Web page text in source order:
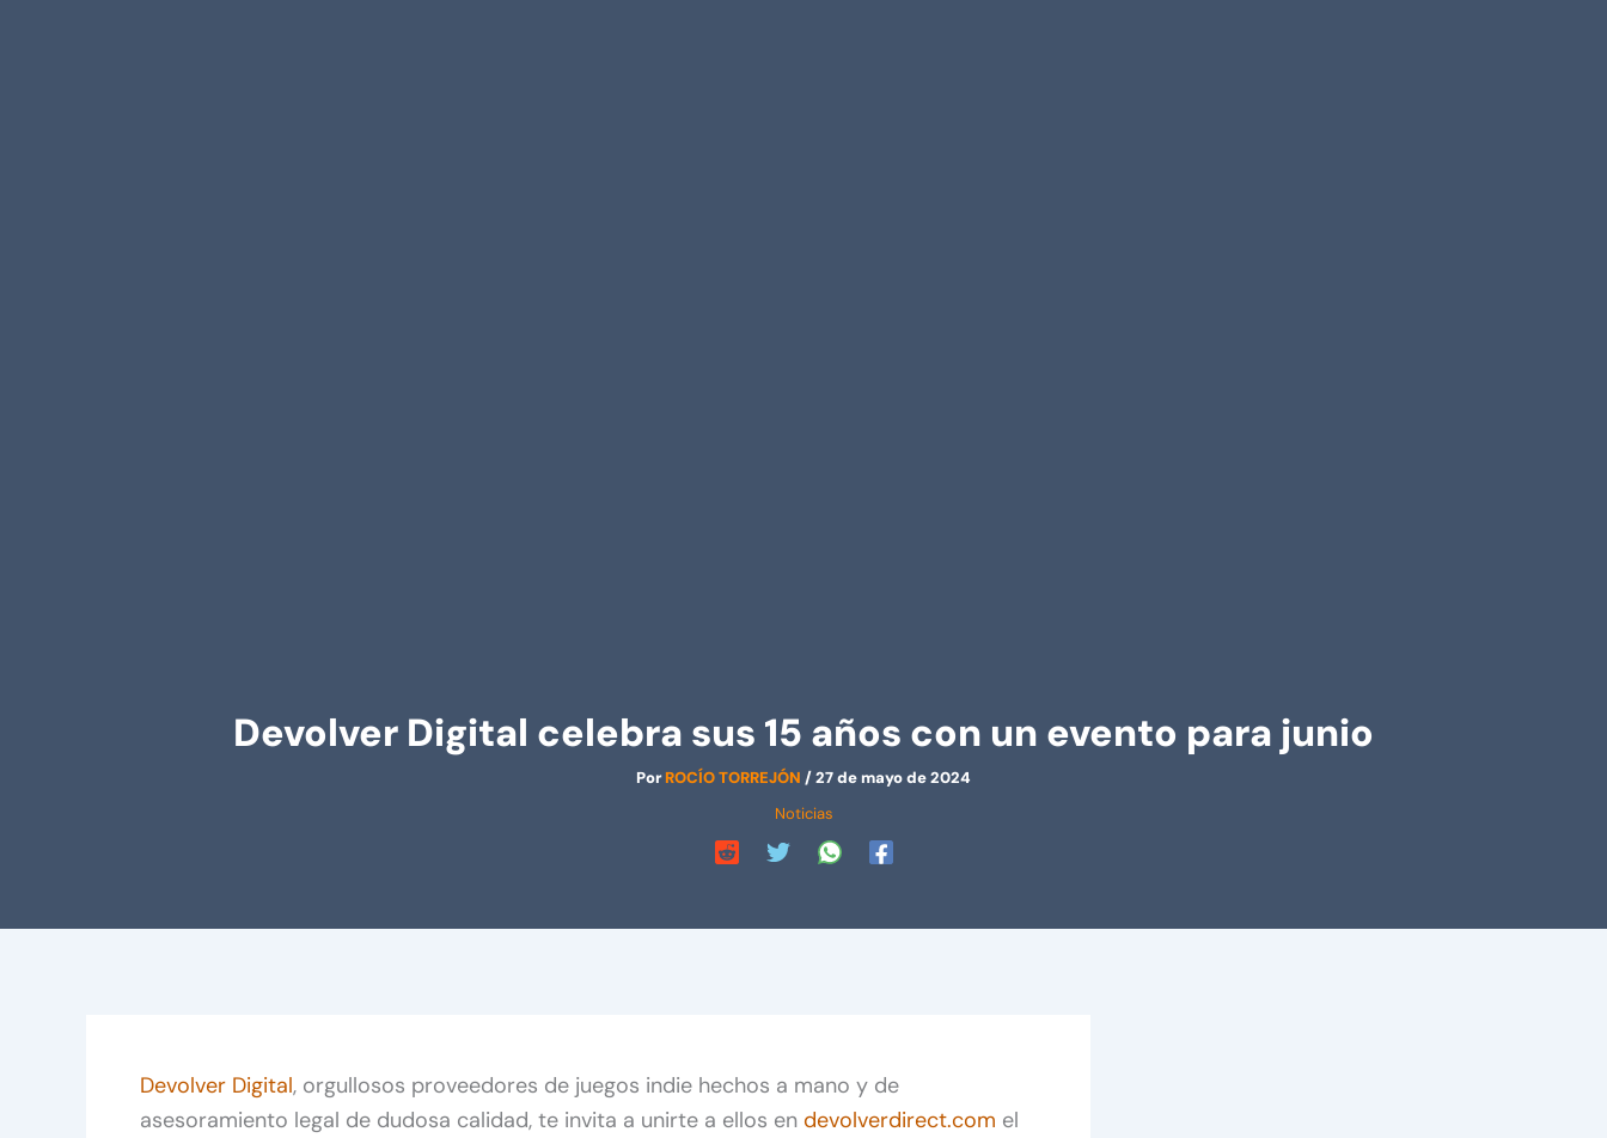
Devolver Digital celebra sus 15 años con un evento para junio
PorROCÍO TORREJÓN /27 de mayo de 2024
Noticias
Devolver Digital, orgullosos proveedores de juegos indie hechos a mano y de
asesoramiento legal de dudosa calidad, te invita a unirte a ellos en devolverdirect.com el